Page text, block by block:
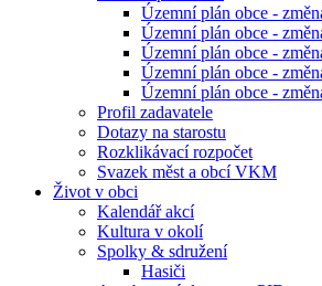
Územní plán obce -
Územní plán obce -
Územní plán obce -
Územní plán obce -
Územní plán obce -
Profil zadavatele
Dotazy na starostu
Rozklikávací rozpočet
Svazek měst a obcí VKM
Život v obci
Kalendář akcí
Kultura v okolí
Spolky & sdružení
Hasiči